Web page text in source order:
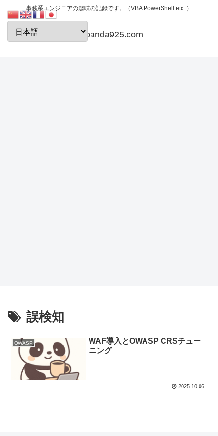
事務系エンジニアの趣味の記録です。（VBA PowerShell etc..）
papanda925.com
誤検知
OWASP
WAF導入とOWASP CRSチュー
ニング
2025.10.06